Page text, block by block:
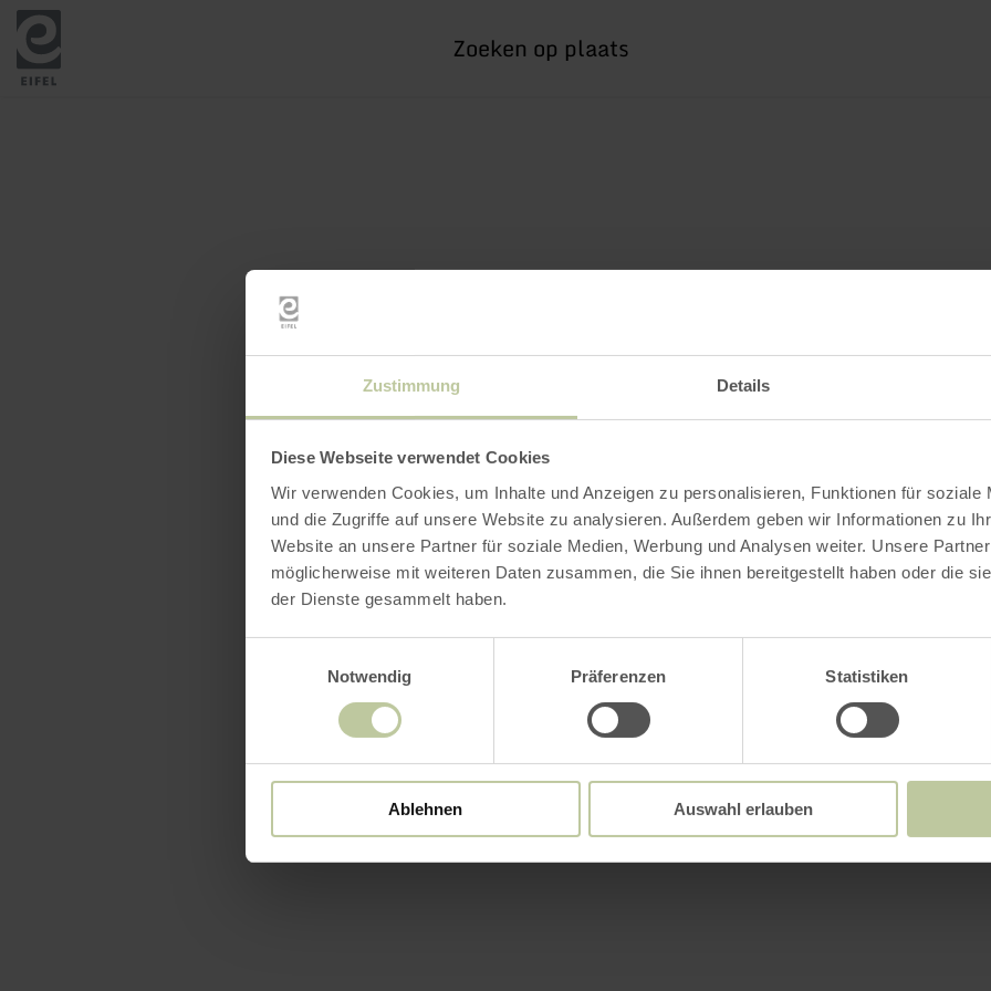
Zustimmung Details
Diese Webseite verwendet Cookies
Wir verwenden Cookies, um Inhalte und Anzeigen zu personalisieren, Funktionen für soziale
und die Zugriffe auf unsere Website zu analysieren. Außerdem geben wir Informationen zu
Website an unsere Partner für soziale Medien, Werbung und Analysen weiter. Unsere
möglicherweise mit weiteren Daten zusammen, die Sie ihnen bereitgestellt haben oder die
der Dienste gesammelt haben.
Notwendig
Präferenzen Statistiken
Ablehnen Auswahl erlauben
zoek